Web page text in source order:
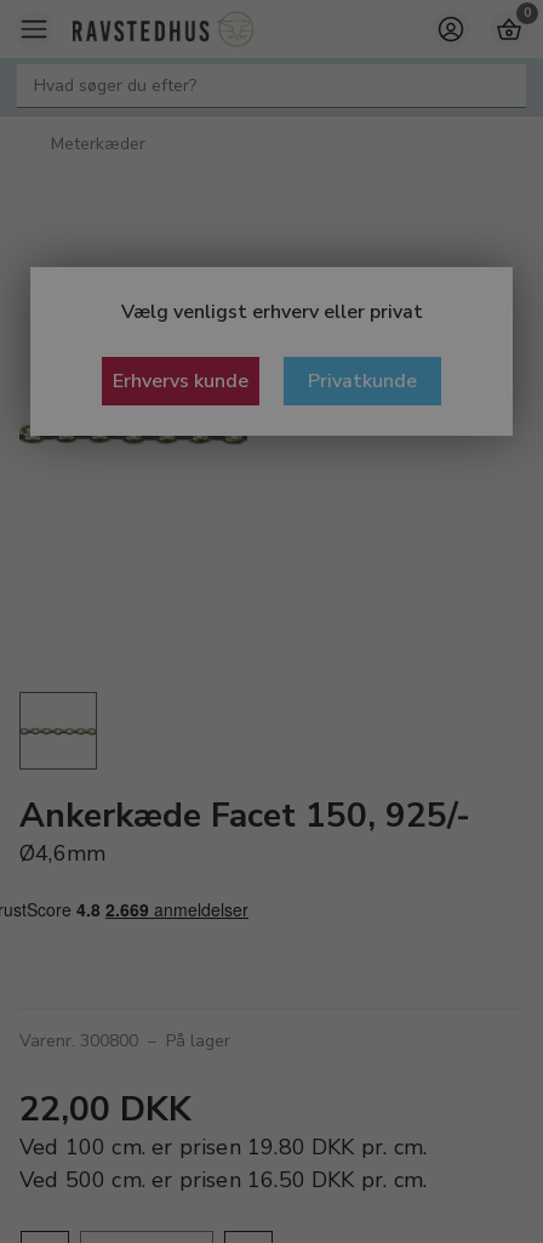
Vælg venligst erhverv eller privat
Erhvervs kunde Privatkunde
0
Meterkæder
Ankerkæde Facet 150, 925/-
Ø4,6mm
Varenr. 300800 – På lager
22,00 DKK
Ved 100 cm. er prisen 19.80 DKK pr. cm.
Ved 500 cm. er prisen 16.50 DKK pr. cm.